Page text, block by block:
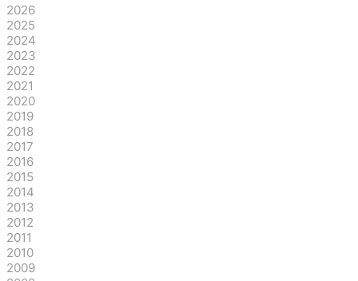
2026
2025
2024
2023
2022
2021
2020
2019
2018
2017
2016
2015
2014
2013
2012
2011
2010
2009